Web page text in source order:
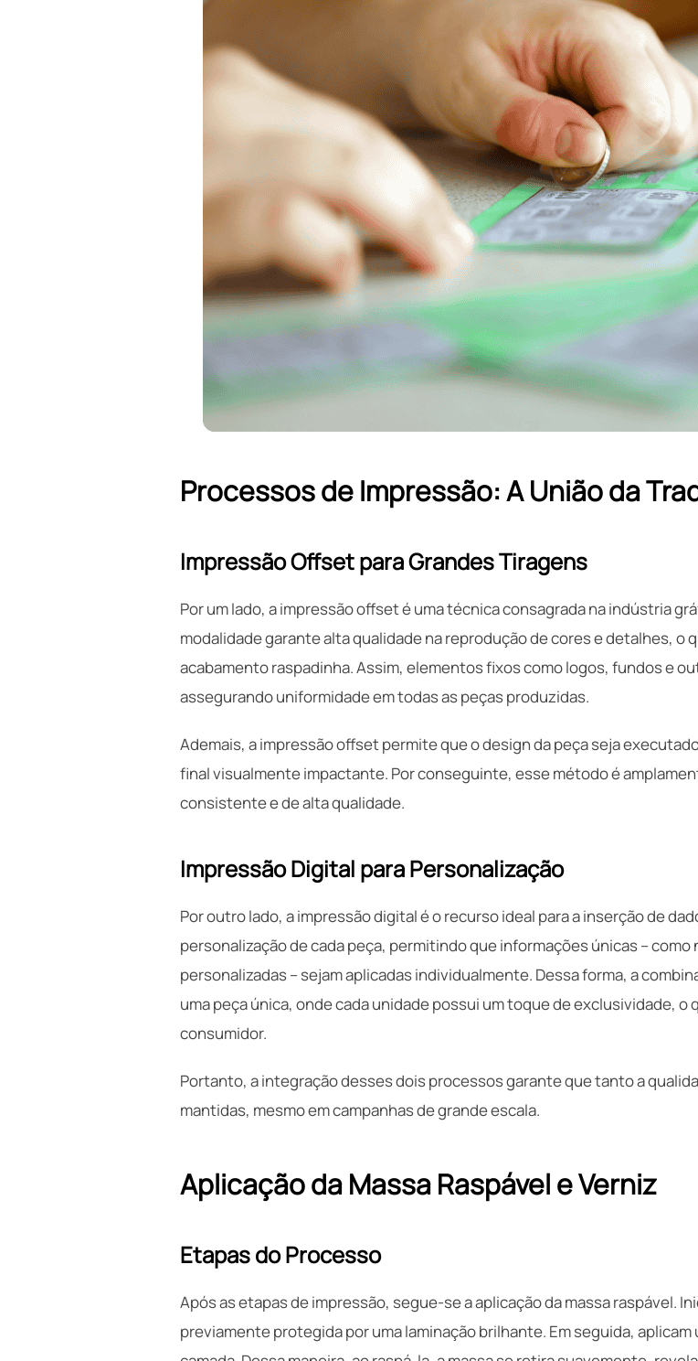
Processos de Impressão: A União da
Impressão Offset para Grandes Tiragens
Por um lado, a impressão offset é uma técnica consagrada na indústria
modalidade garante alta qualidade na reprodução de cores e detalhes, o
acabamento raspadinha. Assim, elementos fixos como logos, fundos e
assegurando uniformidade em todas as peças produzidas.
Ademais, a impressão offset permite que o design da peça seja
final visualmente impactante. Por conseguinte, esse método é
consistente e de alta qualidade.
Impressão Digital para Personalização
Por outro lado, a impressão digital é o recurso ideal para a inserção de
personalização de cada peça, permitindo que informações únicas –
personalizadas – sejam aplicadas individualmente. Dessa forma, a
uma peça única, onde cada unidade possui um toque de exclusividade,
consumidor.
Portanto, a integração desses dois processos garante que tanto a
mantidas, mesmo em campanhas de grande escala.
Aplicação da Massa Raspável e Verniz
Etapas do Processo
Após as etapas de impressão, segue-se a aplicação da massa raspável.
previamente protegida por uma laminação brilhante. Em seguida,